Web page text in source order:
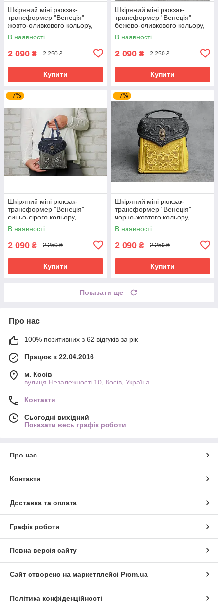
Шкіряний міні рюкзак-
трансформер "Венеція"
жовто-оливкового кольору,
17х19х7 см
В наявності
2 090 ₴ 2 250 ₴
Купити
Шкіряний міні рюкзак-
трансформер "Венеція"
бежево-оливкового кольору,
17х19х7 см
В наявності
2 090 ₴ 2 250 ₴
Купити
–7%
Шкіряний міні рюкзак-
трансформер "Венеція"
синьо-сірого кольору,
17х19х7 см
В наявності
2 090 ₴ 2 250 ₴
Купити
–7%
Шкіряний міні рюкзак-
трансформер "Венеція"
чорно-жовтого кольору,
17х19х7 см
В наявності
2 090 ₴ 2 250 ₴
Купити
Показати ще
Про нас
100% позитивних з 62 відгуків за рік
Працює з 22.04.2016
м. Косів
вулиця Незалежності 10, Косів, Україна
Контакти
Сьогодні вихідний
Показати весь графік роботи
Про нас
Контакти
Доставка та оплата
Графік роботи
Повна версія сайту
Сайт створено на маркетплейсі Prom.ua
Політика конфіденційності